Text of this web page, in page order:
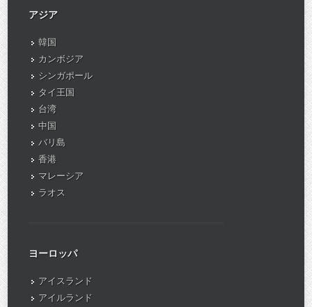
アジア
韓国
カンボジア
シンガポール
タイ王国
台湾
中国
バリ島
香港
マレーシア
ラオス
ヨーロッパ
アイスランド
アイルランド